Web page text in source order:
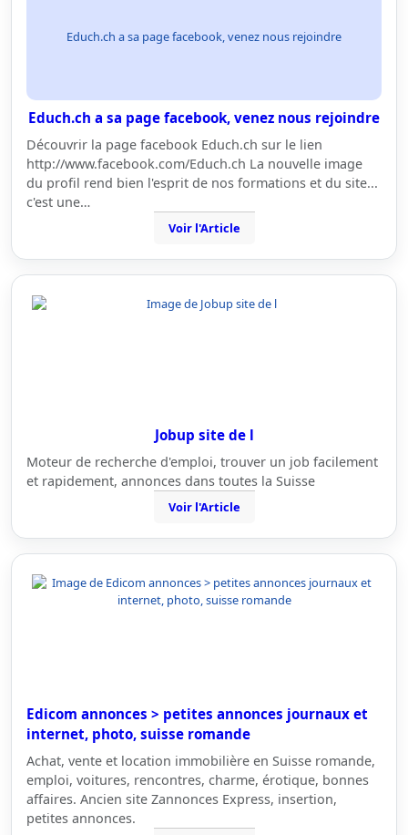
Educh.ch a sa page facebook, venez nous rejoindre
Educh.ch a sa page facebook, venez nous rejoindre
Découvrir la page facebook Educh.ch sur le lien
http://www.facebook.com/Educh.ch La nouvelle image
du profil rend bien l'esprit de nos formations et du site...
c'est une…
Voir l'Article
Jobup site de l
Moteur de recherche d'emploi, trouver un job facilement
et rapidement, annonces dans toutes la Suisse
Voir l'Article
Edicom annonces > petites annonces journaux et
internet, photo, suisse romande
Achat, vente et location immobilière en Suisse romande,
emploi, voitures, rencontres, charme, érotique, bonnes
affaires. Ancien site Zannonces Express, insertion,
petites annonces.